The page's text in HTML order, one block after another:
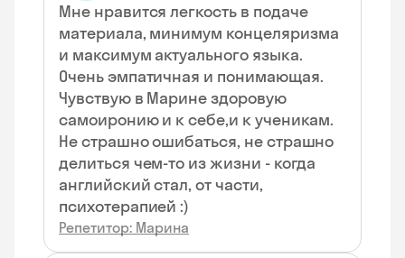
Мне нравится легкость в подаче
материала, минимум концеляризма
и максимум актуального языка.
Очень эмпатичная и понимающая.
Чувствую в Марине здоровую
самоиронию и к себе,и к ученикам.
Не страшно ошибаться, не страшно
делиться чем-то из жизни - когда
английский стал, от части,
психотерапией :)
Репетитор: Марина